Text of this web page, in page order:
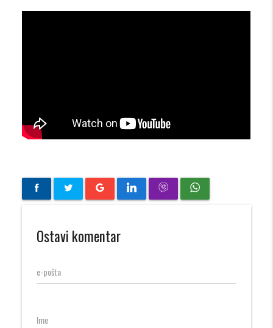
Ostavi komentar
e-pošta
Ime